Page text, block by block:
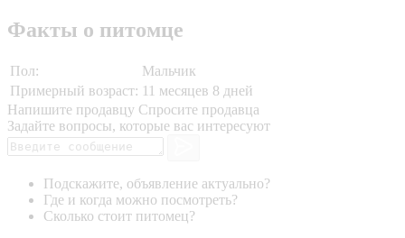
Факты о питомце
Пол:
Мальчик
Примерный возраст: 11 месяцев 8 дней
Напишите продавцу Спросите продавца
Задайте вопросы, которые вас интересуют
Подскажите, объявление актуально?
Где и когда можно посмотреть?
Сколько стоит питомец?